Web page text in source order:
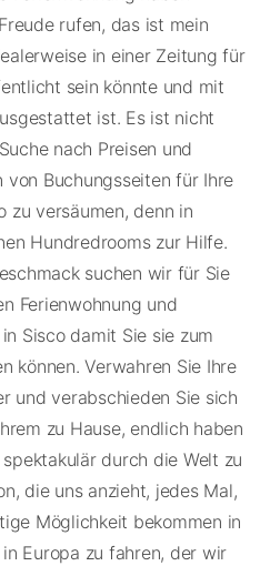
rufen, das ist mein
in einer Zeitung für
sein könnte und mit
ist. Es ist nicht
nach Preisen und
Buchungsseiten für Ihre
zu versäumen, denn in
Hundredrooms zur Hilfe.
suchen wir für Sie
Ferienwohnung und
Sisco damit Sie sie zum
können. Verwahren Sie Ihre
und verabschieden Sie sich
zu Hause, endlich haben
durch die Welt zu
die uns anzieht, jedes Mal,
Möglichkeit bekommen in
Europa zu fahren, der wir